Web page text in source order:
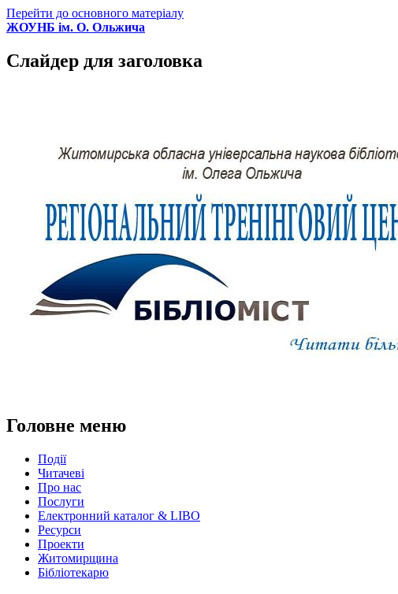
Перейти до основного матеріалу
ЖОУНБ ім. О. Ольжича
Слайдер для заголовка
Головне меню
Події
Читачеві
Про нас
Послуги
Електронний каталог & LIBO
Ресурси
Проекти
Житомирщина
Бібліотекарю